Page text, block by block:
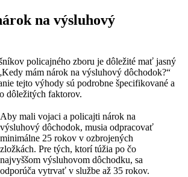
na výsluhový
policajného zboru je dôležité mať jasný
mám nárok na výsluhový dôchodok?“
tejto výhody sú podrobne špecifikované a
dôležitých faktorov.
Aby mali vojaci a policajti nárok na
výsluhový dôchodok, musia odpracovať
minimálne 25 rokov v ozbrojených
zložkách. Pre tých, ktorí túžia po čo
najvyššom výsluhovom dôchodku, sa
odporúča vytrvať v službe až 35 rokov.